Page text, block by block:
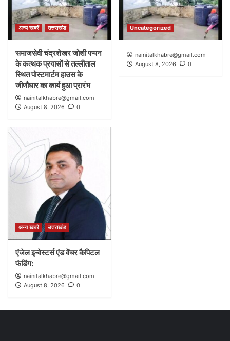
अन्य खबरें उत्तराखंड
समाजसेवी चंद्रशेखर जोशी पप्पन
के कत्थक प्रयासों से तल्लीताल
स्थित पोस्टमार्टम हाउस के
जीणौघार का कार्य हुआ प्रारंभ
nainitalkhabre@gmail.com
August 8, 2026
0
Uncategorized
nainitalkhabre@gmail.com
August 8, 2026
0
अन्य खबरें उत्तराखंड
एंजेल इन्वेस्टर्स एंड वेंचर कैपिटल
फंडिंग:
nainitalkhabre@gmail.com
August 8, 2026
0